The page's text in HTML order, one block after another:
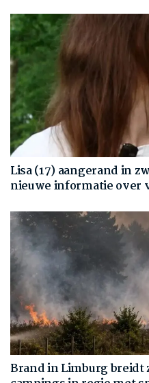
Lisa (17) aangerand in
nieuwe informatie over
Brand in Limburg breidt